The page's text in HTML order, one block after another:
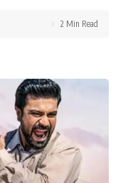
2 Min Read